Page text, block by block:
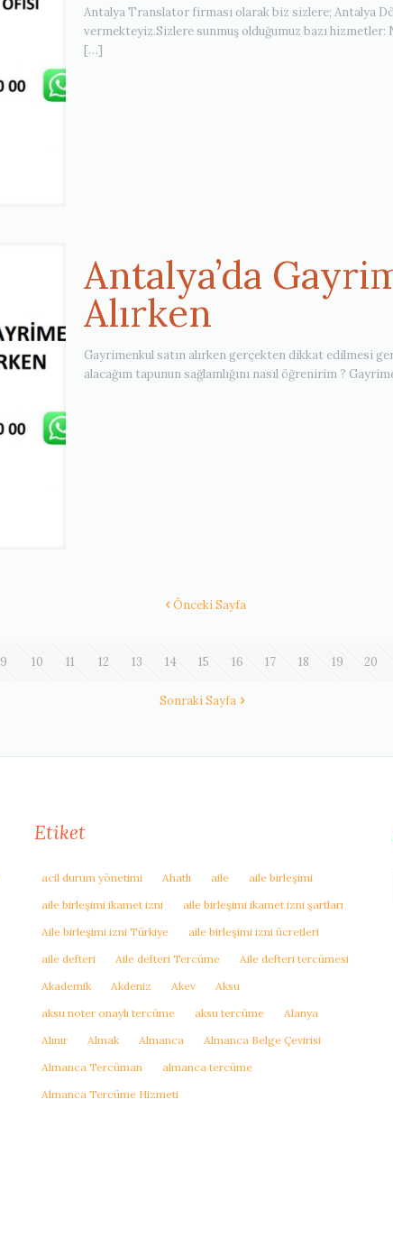
Antalya Translator firması olarak biz sizlere; Antalya
vermekteyiz.Sizlere sunmuş olduğumuz bazı
[…]
Antalya’da
Alırken
Gayrimenkul satın alırken gerçekten dikkat edilmesi
alacağım tapunun sağlamlığını nasıl öğrenirim ?
Önceki Sayfa
9 10 11 12 13 14 15 16 17 18 19 20
Sonraki Sayfa
Etiket
acil durum yönetimi Ahatlı aile
aile birleşimi
aile birleşimi ikamet izni
aile birleşimi ikamet izni şartları
Aile birleşimi izni Türkiye
aile birleşimi izni ücretleri
aile defteri
Aile defteri Tercüme
Aile defteri tercümesi
Akademik
Akdeniz Akev
Aksu
aksu noter onaylı tercüme
aksu tercüme
Alanya
Alınır
Almak Almanca
Almanca Belge Çevirisi
Almanca Tercüman
almanca tercüme
Almanca Tercüme Hizmeti